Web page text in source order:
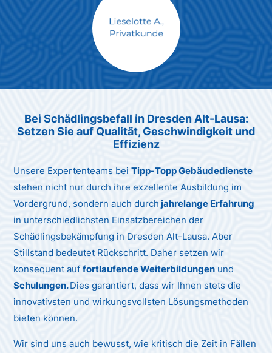
Max Mustermann
Bei Schädlingsbefall in Dresden Alt-Lausa:
Setzen Sie auf Qualität, Geschwindigkeit und
Effizienz
Unsere Expertenteams beiTipp-Topp Gebäudedienste
stehen nicht nur durch ihre exzellente Ausbildung im
Vordergrund, sondern auch durch jahrelange Erfahrung
in unterschiedlichsten Einsatzbereichen der
Schädlingsbekämpfung in Dresden Alt-Lausa. Aber
Stillstand bedeutet Rückschritt. Daher setzen wir
konsequent auffortlaufende Weiterbildungen und
Schulungen.Dies garantiert, dass wir Ihnen stets die
innovativsten und wirkungsvollsten Lösungsmethoden
bieten können.
Wir sind uns auch bewusst, wie kritisch die Zeit in Fällen